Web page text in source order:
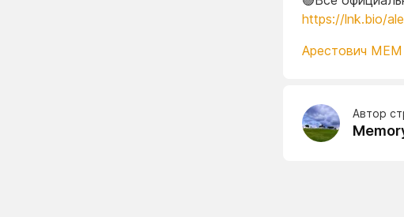
https://lnk.bio/
Арестович МЕМ
Автор